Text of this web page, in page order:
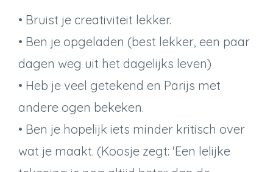
• Bruist je creativiteit lekker.
• Ben je opgeladen (best lekker, een paar
dagen weg uit het dagelijks leven)
• Heb je veel getekend en Parijs met
andere ogen bekeken.
• Ben je hopelijk iets minder kritisch over
wat je maakt. (Koosje zegt: 'Een lelijke